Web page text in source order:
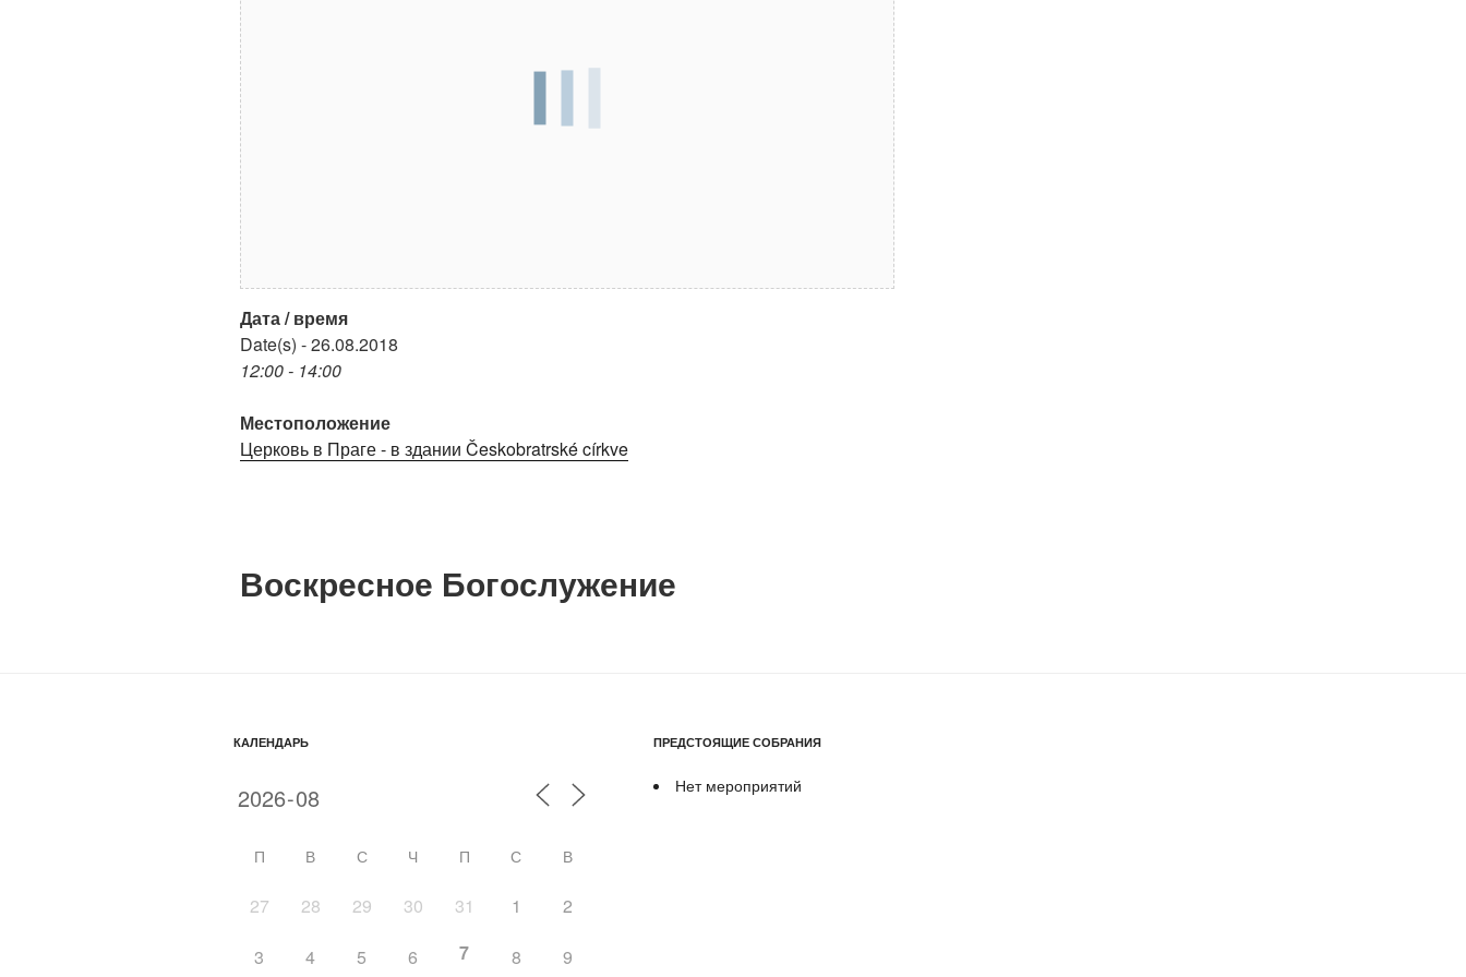
Дата / время
Date(s) - 26.08.2018
12:00 - 14:00
Местоположение
Церковь в Праге - в здании Českobratrské církve
Воскресное Богослужение
КАЛЕНДАРЬ
П В С Ч П С В
27 28 29 30 31 1 2
3 4 5 6 7 8 9
ПРЕДСТОЯЩИЕ СОБРАНИЯ
Нет мероприятий